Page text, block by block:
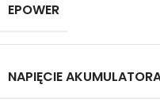
EPOWER
NAPIĘCIE